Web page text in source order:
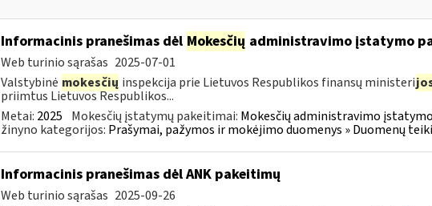
Informacinis pranešimas dėl Mokesčių administravimo įstatymo
Web turinio sąrašas 2025-07-01
Valstybinė mokesčių inspekcija prie Lietuvos Respublikos finansų ministeri
priimtus Lietuvos Respublikos...
Metai: 2025 Mokesčių įstatymų pakeitimai: Mokesčių administravimo
žinyno kategorijos: Prašymai, pažymos ir mokėjimo duomenys » Duomenų
Informacinis pranešimas dėl ANK pakeitimų
Web turinio sąrašas 2025-09-26